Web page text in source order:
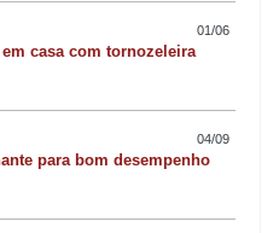
01/06
casa com tornozeleira
04/09
para bom desempenho